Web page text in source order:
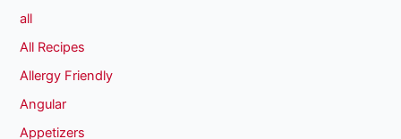
all
All Recipes
Allergy Friendly
Angular
Appetizers